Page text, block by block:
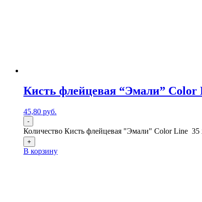
Кисть флейцевая “Эмали”
45,80 руб.
-
Количество Кисть флейцевая "Эмали" Color Line
+
В корзину